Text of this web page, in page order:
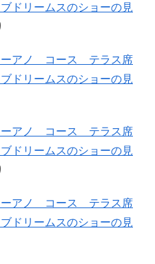
ドリームスのショーの見
ーアノ コース テラス席
ドリームスのショーの見
ーアノ コース テラス席
ドリームスのショーの見
ーアノ コース テラス席
ドリームスのショーの見